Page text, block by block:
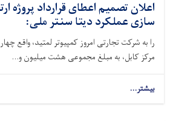
اعلان تصمیم اعطای قرارداد پروژه
سازی عملکرد دیتا سنتر ملی:
را به شرکت تجارتی امروز کمپیوتر لمتید، واقع
مرکز کابل، به مبلغ مجموعی هشت میلیون و...
بیشتر...